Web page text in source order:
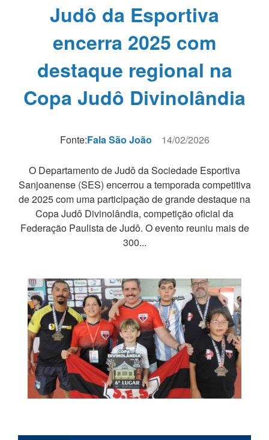
Judô da Esportiva
encerra 2025 com
destaque regional na
Copa Judô Divinolândia
Fonte:Fala São João 14/02/2026
O Departamento de Judô da Sociedade Esportiva
Sanjoanense (SES) encerrou a temporada competitiva
de 2025 com uma participação de grande destaque na
Copa Judô Divinolândia, competição oficial da
Federação Paulista de Judô. O evento reuniu mais de
300...